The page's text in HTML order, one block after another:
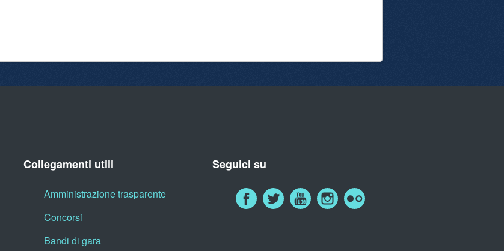
Collegamenti utili
Amministrazione trasparente
Concorsi
Bandi di gara
Seguici su